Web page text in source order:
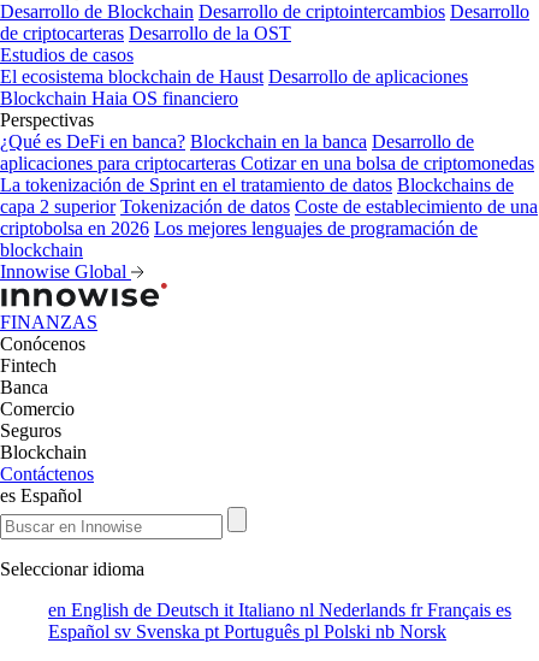
Desarrollo de Blockchain Desarrollo de criptointercambios Desarrollo
de criptocarteras Desarrollo de la OST
Estudios de casos
El ecosistema blockchain de Haust Desarrollo de aplicaciones
Blockchain Haia OS financiero
Perspectivas
¿Qué es DeFi en banca? Blockchain en la banca Desarrollo de
aplicaciones para criptocarteras Cotizar en una bolsa de criptomonedas
La tokenización de Sprint en el tratamiento de datos Blockchains de
capa 2 superior Tokenización de datos Coste de establecimiento de una
criptobolsa en 2026 Los mejores lenguajes de programación de
blockchain
Innowise Global
FINANZAS
Conócenos
Fintech
Banca
Comercio
Seguros
Blockchain
Contáctenos
es Español
Seleccionar idioma
en English de Deutsch it Italiano nl Nederlands frFrançais es
Español sv Svenska pt Português pl Polski nb Norsk